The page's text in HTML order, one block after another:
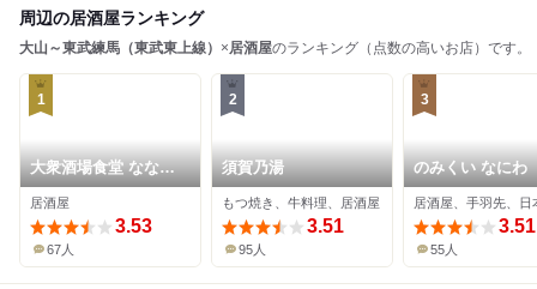
周辺の居酒屋ランキング
大山～東武練馬（東武東上線） ×居酒屋のランキング（点数の高いお店）です。
1
大衆酒場食堂 ななつ
ぼし
居酒屋
3.53
67人
2
須賀乃湯
もつ焼き、牛料理、居酒屋
3.51
95人
3
のみくい なにわ
居酒屋、手羽先、日
3.51
55人